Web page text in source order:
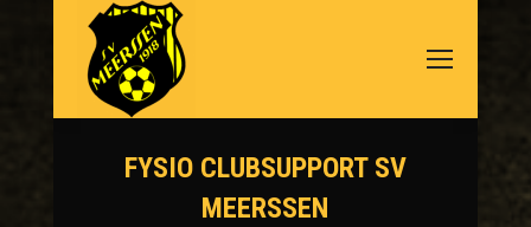
FYSIO CLUBSUPPORT SV
MEERSSEN